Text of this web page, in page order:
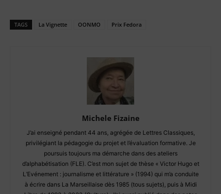
TAGS La Vignette OONMO Prix Fedora
Michele Fizaine
J’ai enseigné pendant 44 ans, agrégée de Lettres Classiques,
privilégiant la pédagogie du projet et l’évaluation formative. Je
poursuis toujours ma démarche dans des ateliers
d’alphabétisation (FLE). C’est mon sujet de thèse « Victor Hugo et
L’Evénement : journalisme et littérature » (1994) qui m’a conduite
à écrire dans La Marseillaise dès 1985 (tous sujets), puis à Midi